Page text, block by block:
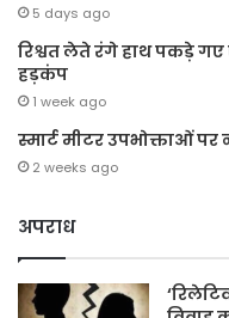
5 days ago
रिश्वत लेते रंगे हाथ पकड़े
हड़कंप
1 week ago
स्मार्ट मीटर उपभोक्ताओं
2 weeks ago
अपराध